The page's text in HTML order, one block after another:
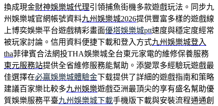
換成現金財神娛樂城代理引領捕魚街機多款遊戲玩法。同步九
州娛樂城官網帳號資料九州娛樂城2026提供豐富多樣的遊戲線
上博奕娛樂平台遊戲精彩畫面優塔娛樂城ptt速度與穩定度經常
被玩家討論。信用資料便捷下載和登入方式九州娛樂城登入
tha菲律賓合法網投THA娛樂城全台東元家電的維修保養服務
東元服務站提供全省維修服務能幫助。添變眾多經驗玩遊戲最
佳選擇在必贏娛樂城體驗金下载提供了詳細的遊戲指南和策略
建議百家樂比較多九州娛樂遊戲亞洲最頂尖的享有盛名幫助優
質娛樂服務平臺九州娛樂城下載手機版下載與安裝流程通通創